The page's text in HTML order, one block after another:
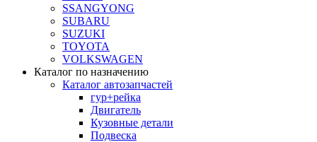
SSANGYONG
SUBARU
SUZUKI
TOYOTA
VOLKSWAGEN
Каталог по назначению
Каталог автозапчастей
гур+рейка
Двигатель
Кузовные детали
Подвеска